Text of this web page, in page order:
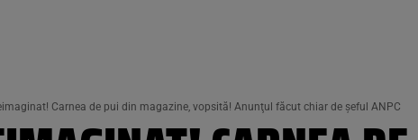
Carnea de pui din magazine, vopsită! Anunţul făcut chiar de şeful ANPC